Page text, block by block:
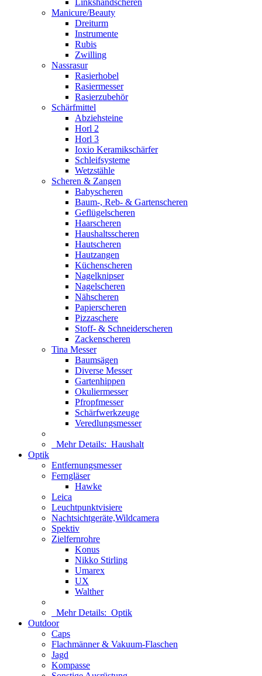
Linkshandscheren
Manicure/Beauty
Dreiturm
Instrumente
Rubis
Zwilling
Nassrasur
Rasierhobel
Rasiermesser
Rasierzubehör
Schärfmittel
Abziehsteine
Horl 2
Horl 3
Ioxio Keramikschärfer
Schleifsysteme
Wetzstähle
Scheren & Zangen
Babyscheren
Baum-, Reb- & Gartenscheren
Geflügelscheren
Haarscheren
Haushaltsscheren
Hautscheren
Hautzangen
Küchenscheren
Nagelknipser
Nagelscheren
Nähscheren
Papierscheren
Pizzaschere
Stoff- & Schneiderscheren
Zackenscheren
Tina Messer
Baumsägen
Diverse Messer
Gartenhippen
Okuliermesser
Pfropfmesser
Schärfwerkzeuge
Veredlungsmesser
Mehr Details: Haushalt
Optik
Entfernungsmesser
Ferngläser
Hawke
Leica
Leuchtpunktvisiere
Nachtsichtgeräte,Wildcamera
Spektiv
Zielfernrohre
Konus
Nikko Stirling
Umarex
UX
Walther
Mehr Details: Optik
Outdoor
Caps
Flachmänner & Vakuum-Flaschen
Jagd
Kompasse